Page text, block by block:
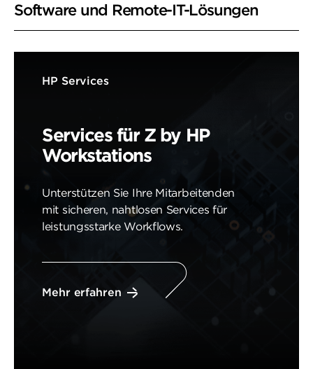
Software und Remote-IT-Lösungen
HP Services
Services für Z by HP
Workstations
Unterstützen Sie Ihre Mitarbeitenden
mit sicheren, nahtlosen Services für
leistungsstarke Workflows.
Mehr erfahren